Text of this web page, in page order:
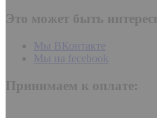
Это может быть
Мы ВКонтакте
Мы на fecebook
Принимаем к оплате: